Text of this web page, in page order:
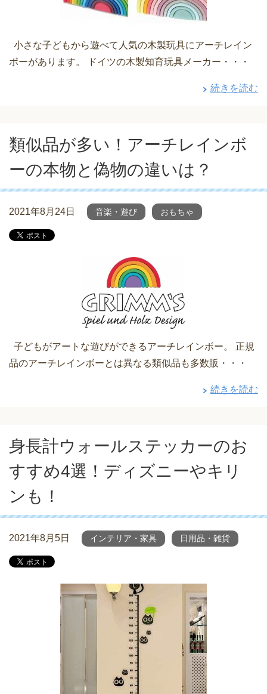
小さな子どもから遊べて人気の木製玩具にアーチレイン
ボーがあります。 ドイツの木製知育玩具メーカー・・・
続きを読む
類似品が多い！アーチレインボ
ーの本物と偽物の違いは？
2021年8月24日 音楽・遊び おもちゃ
子どもがアートな遊びができるアーチレインボー。 正規
品のアーチレインボーとは異なる類似品も多数販・・・
続きを読む
身長計ウォールステッカーのお
すすめ4選！ディズニーやキリ
ンも！
2021年8月5日 インテリア・家具 日用品・雑貨